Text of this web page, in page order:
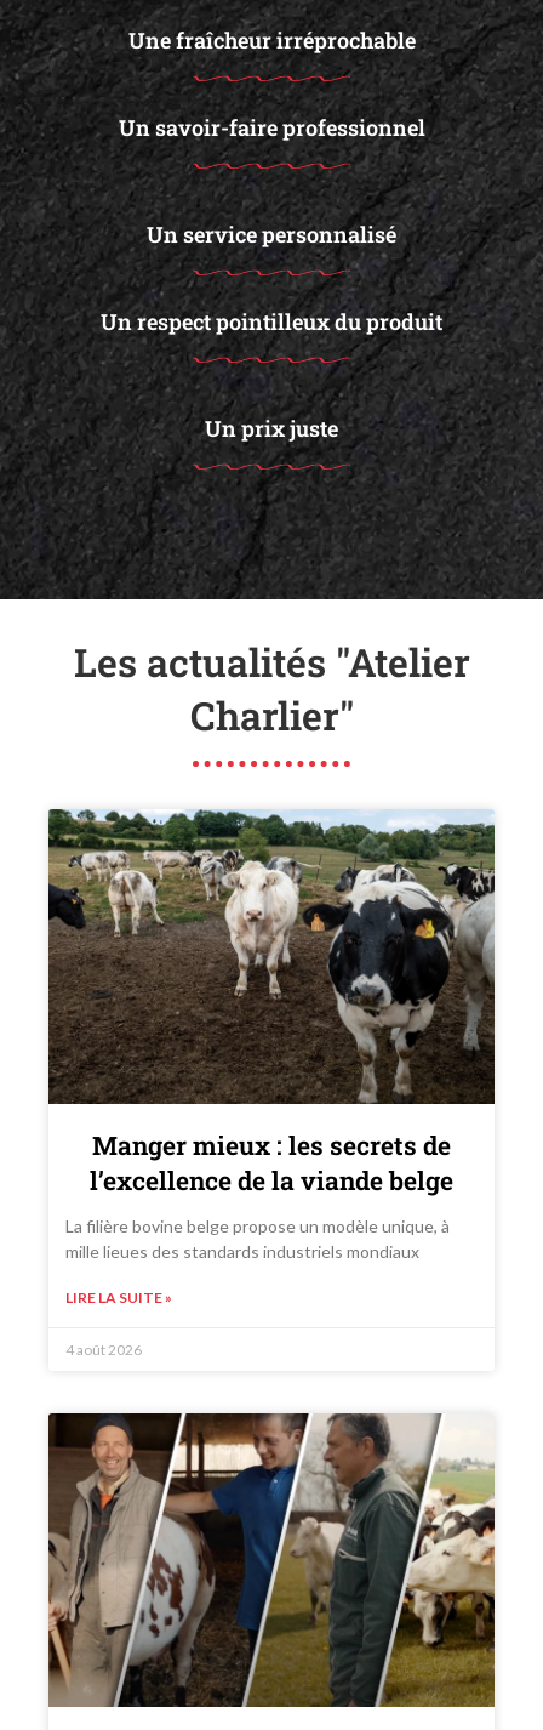
Une fraîcheur irréprochable
Un savoir-faire professionnel
Un service personnalisé
Un respect pointilleux du produit
Un prix juste
Les actualités "Atelier
Charlier"
Manger mieux : les secrets de
l’excellence de la viande belge
La filière bovine belge propose un modèle unique, à
mille lieues des standards industriels mondiaux
LIRE LA SUITE »
4 août 2026